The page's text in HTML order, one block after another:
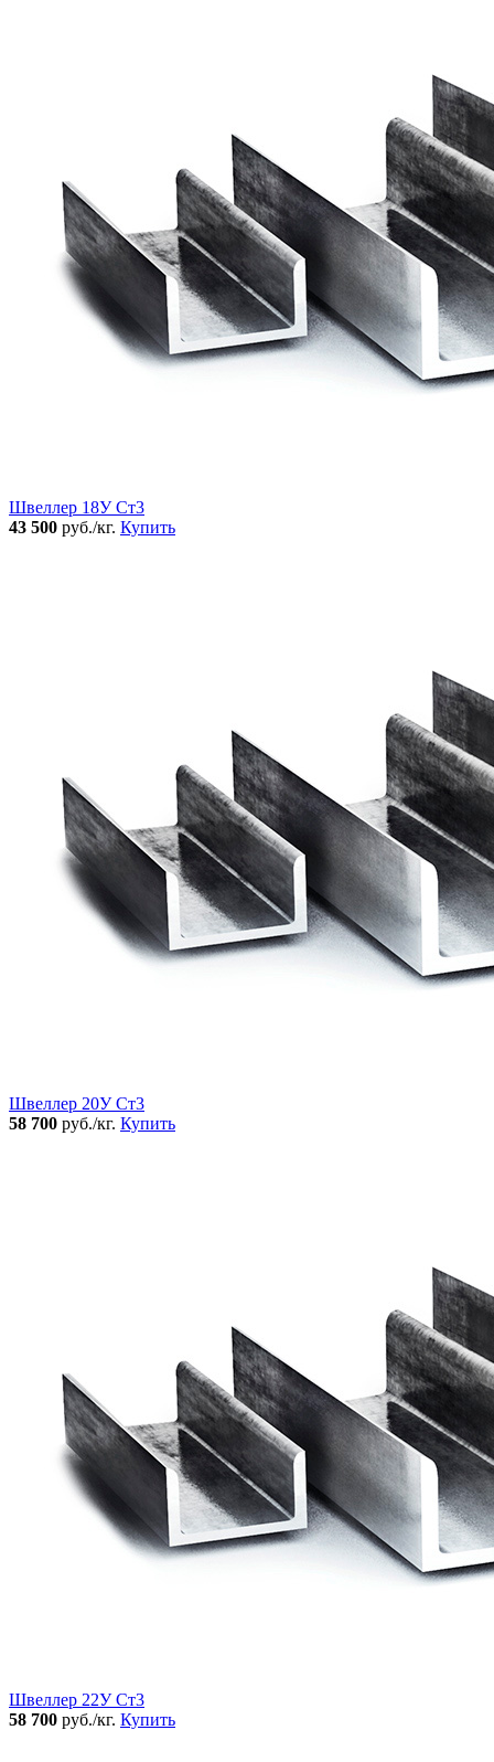
Швеллер 18У Ст3
43 500 руб./кг. Купить
Швеллер 20У Ст3
58 700 руб./кг. Купить
Швеллер 22У Ст3
58 700 руб./кг. Купить